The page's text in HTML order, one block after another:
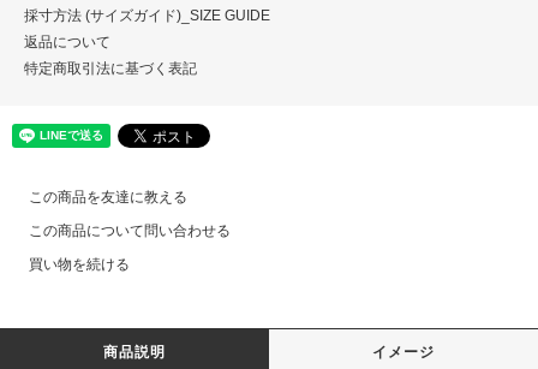
採寸方法 (サイズガイド)_SIZE GUIDE
返品について
特定商取引法に基づく表記
この商品を友達に教える
この商品について問い合わせる
買い物を続ける
商品説明 イメージ